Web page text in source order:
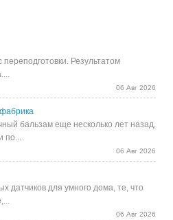
Результатом
06 Авг 2026
бальзам еще несколько лет назад,
по...
06 Авг 2026
датчиков для умного дома, те, что
06 Авг 2026